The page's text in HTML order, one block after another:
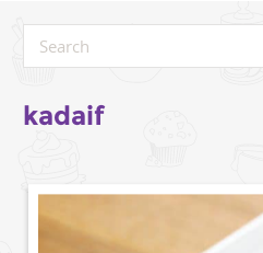
kadaif